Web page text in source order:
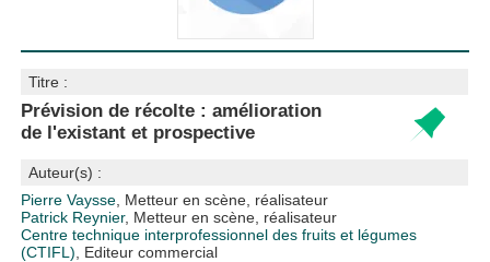
Titre :
Prévision de récolte : amélioration
de l'existant et prospective
Auteur(s) :
Pierre Vaysse , Metteur en scène, réalisateur
Patrick Reynier, Metteur en scène, réalisateur
Centre technique interprofessionnel des fruits et légumes
(CTIFL) , Editeur commercial